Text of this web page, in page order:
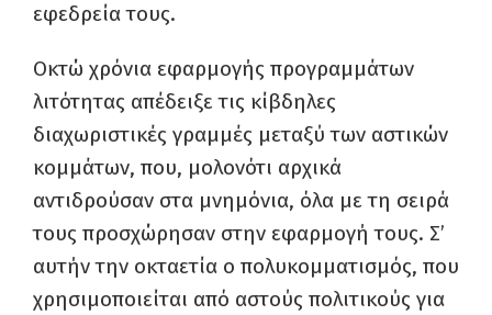
εφεδρεία τους.
Οκτώ χρόνια εφαρμογής προγραμμάτων
λιτότητας απέδειξε τις κίβδηλες
διαχωριστικές γραμμές μεταξύ των αστικών
κομμάτων, που, μολονότι αρχικά
αντιδρούσαν στα μνημόνια, όλα με τη σειρά
τους προσχώρησαν στην εφαρμογή τους. Σ’
αυτήν την οκταετία ο πολυκομματισμός, που
χρησιμοποιείται από αστούς πολιτικούς για